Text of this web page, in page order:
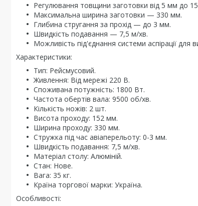
Регулювання товщини заготовки від 5 мм до
Максимальна ширина заготовки — 330 мм.
Глибина стругання за прохід — до 3 мм.
Швидкість подавання — 7,5 м/хв.
Можливість під'єднання системи аспірації для
Характеристики:
Тип: Рейсмусовий.
Живлення: Від мережі 220 В.
Споживана потужність: 1800 Вт.
Частота обертів вала: 9500 об/хв.
Кількість ножів: 2 шт.
Висота проходу: 152 мм.
Ширина проходу: 330 мм.
Стружка під час авіаперельоту: 0-3 мм.
Швидкість подавання: 7,5 м/хв.
Матеріал столу: Алюміній.
Стан: Нове.
Вага: 35 кг.
Країна торгової марки: Україна.
Особливості: